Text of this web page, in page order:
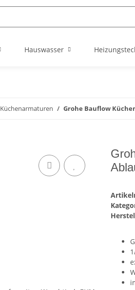
Hauswasser
Küchenarmaturen Grohe Bauflow